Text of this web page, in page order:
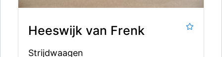
Heeswijk van Frenk
Strijdwaagen